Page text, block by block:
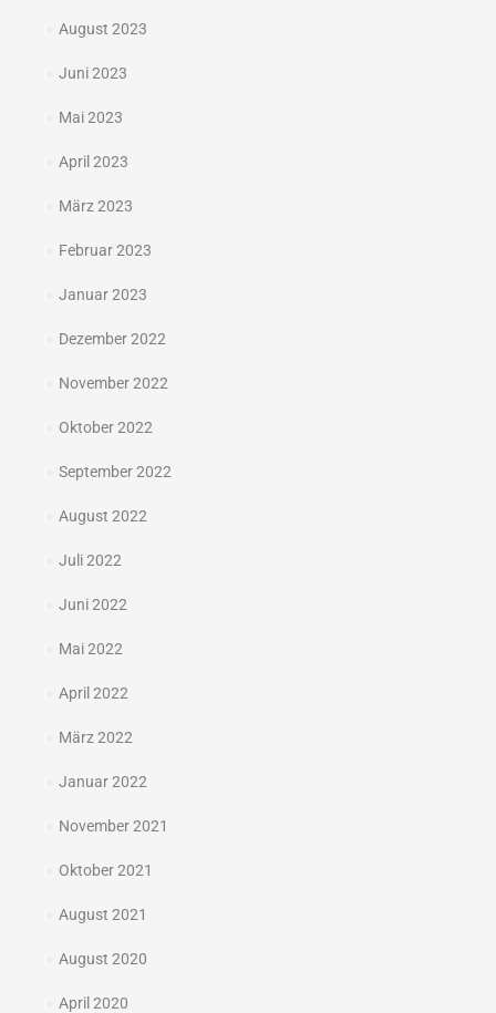
August 2023
Juni 2023
Mai 2023
April 2023
März 2023
Februar 2023
Januar 2023
Dezember 2022
November 2022
Oktober 2022
September 2022
August 2022
Juli 2022
Juni 2022
Mai 2022
April 2022
März 2022
Januar 2022
November 2021
Oktober 2021
August 2021
August 2020
April 2020